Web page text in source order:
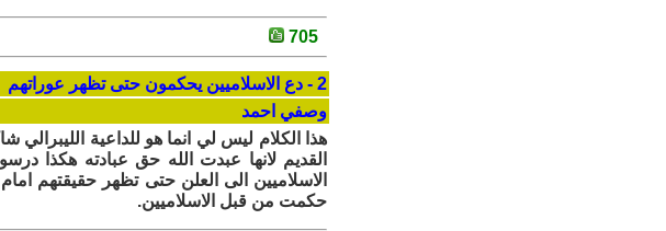
705
2 - دع الاسلاميين يحكمون حتى تظهر عوراتهم
وصفي احمد
هذا الكلام ليس لي انما هو للداعية الليبرالي
القديم لانها عبدت الله حق عبادته هكذا
الاسلاميين الى العلن حتى تظهر حقيقتهم
حكمت من قبل الاسلاميين.